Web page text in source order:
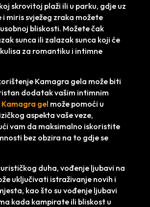
skrovitoj plaži ili u parku, gdje uz
i miris svježeg zraka možete
bliskosti. Možete čak
sunca ili zalazak sunca koji će
za romantiku i intimne
Kamagra gela može biti
dodatak vašim intimnim
Kamagra gel može pomoći u
aspekta vaše veze,
vam da maksimalno iskoristite
bez obzira na to gdje se
duha, vođenje ljubavi na
uključivati istraživanje novih i
kao što su vođenje ljubavi
kada kampirate ili bliskost u